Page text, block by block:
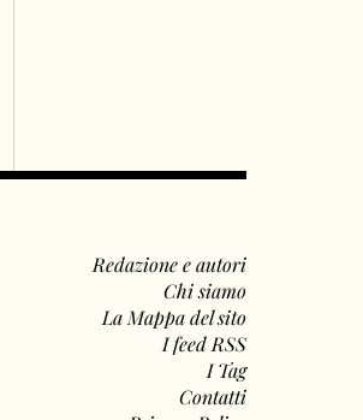
Redazione e autori
Chi siamo
La Mappa del sito
I feed RSS
I Tag
Contatti